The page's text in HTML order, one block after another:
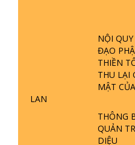
NỘI
ĐẠO
THIỀN
THU LẠI
MẬT
LAN
THÔNG
QUẢN
DIỆU
TĂNG? |
GIẢI ĐÁP
- TẠI SAO
- LŨ LỤT
GIẢI ĐÁP
- TẠI SAO
BƯỚC